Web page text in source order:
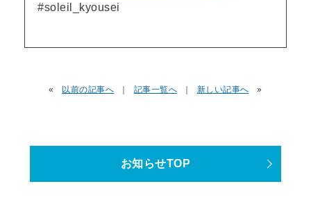
#soleil_kyousei
« 以前の記事へ ｜ 記事一覧へ ｜ 新しい記事へ »
お知らせTOP